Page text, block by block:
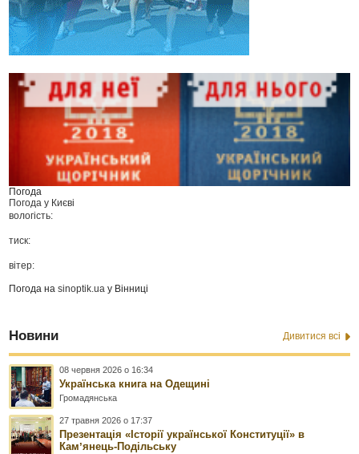
Погода
Погода у Києві
вологість:
тиск:
вітер:
Погода наsinoptik.ua у Вінниці
Новини Дивитися всі
08 червня 2026 о 16:34
Українська книга на Одещині
Громадянська
27 травня 2026 о 17:37
Презентація «Історії української Конституції» в
Камʼянець-Подільську